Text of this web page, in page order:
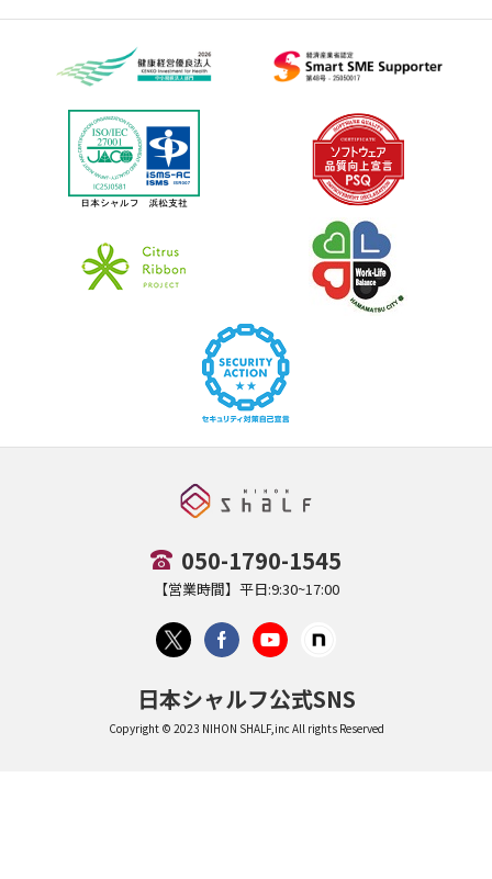
050-1790-1545
【営業時間】平日:9:30~17:00
日本シャルフ公式SNS
Copyright © 2023 NIHON SHALF,inc All rights Reserved